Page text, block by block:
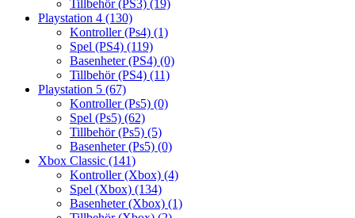
Tillbehör (PS3) (19)
Playstation 4 (130)
Kontroller (Ps4) (1)
Spel (PS4) (119)
Basenheter (PS4) (0)
Tillbehör (PS4) (11)
Playstation 5 (67)
Kontroller (Ps5) (0)
Spel (Ps5) (62)
Tillbehör (Ps5) (5)
Basenheter (Ps5) (0)
Xbox Classic (141)
Kontroller (Xbox) (4)
Spel (Xbox) (134)
Basenheter (Xbox) (1)